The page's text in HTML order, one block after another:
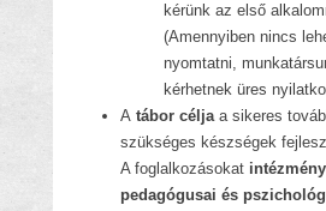
kérünk az első
(Amennyiben nincs
nyomtatni,
kérhetnek üres
A tábor céljaa sikeres
szükséges készségek
A foglalkozásokat
pedagógusai és